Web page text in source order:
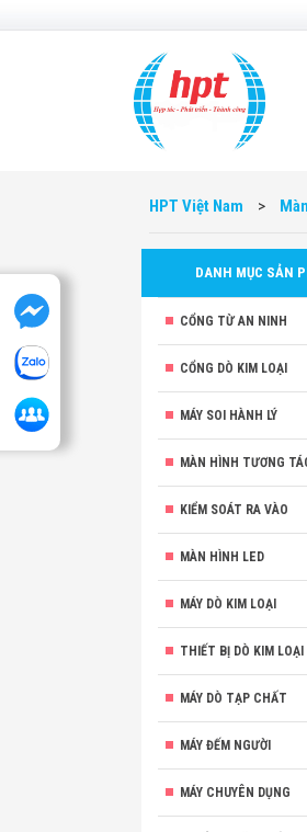
HPT Việt Nam >
DANH MỤC SẢN
CỔNG TỪ AN NINH
CỔNG DÒ KIM LOẠI
MÁY SOI HÀNH LÝ
MÀN HÌNH TƯƠNG
KIỂM SOÁT RA VÀO
MÀN HÌNH LED
MÁY DÒ KIM LOẠI
THIẾT BỊ DÒ KIM LOẠI
MÁY DÒ TẠP CHẤT
MÁY ĐẾM NGƯỜI
MÁY CHUYÊN DỤNG